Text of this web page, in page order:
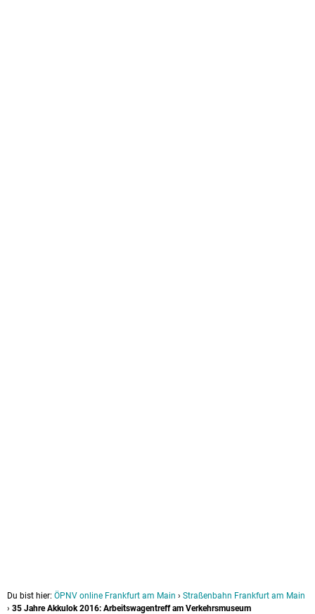
Du bist hier: ÖPNV online Frankfurt am Main › Straßenbahn Frankfurt am Main
› 35 Jahre Akkulok 2016: Arbeitswagentreff am Verkehrsmuseum